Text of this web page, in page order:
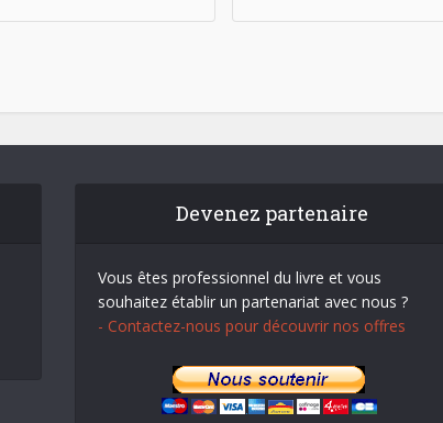
Devenez partenaire
Vous êtes professionnel du livre et vous
souhaitez établir un partenariat avec nous ?
- Contactez-nous pour découvrir nos offres